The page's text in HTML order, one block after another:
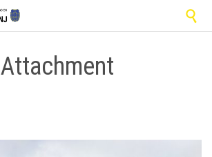

Attachment